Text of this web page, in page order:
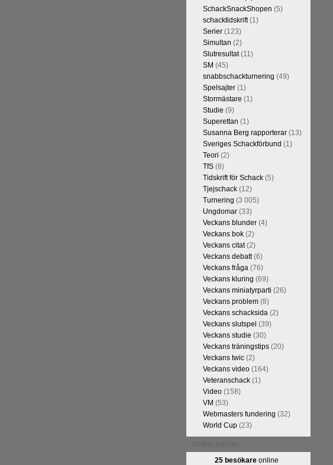
SchackSnackShopen (5)
schacktidskrift(1)
Serier(123)
Simultan (2)
Slutresultat(11)
SM (45)
snabbschackturnering (49)
Spelsajter(1)
Stormästare (1)
Studie (9)
Superettan (1)
Susanna Berg rapporterar(13)
Sveriges Schackförbund (1)
Teori (2)
TfS(8)
Tidskrift för Schack(5)
Tjejschack(12)
Turnering (3 005)
Ungdomar(33)
Veckans blunder(4)
Veckans bok(2)
Veckans citat(2)
Veckans debatt(6)
Veckans fråga(76)
Veckans kluring (69)
Veckans miniatyrparti (26)
Veckans problem(8)
Veckans schacksida(2)
Veckans slutspel (39)
Veckans studie (30)
Veckans träningstips(20)
Veckans twic(2)
Veckans video(164)
Veteranschack(1)
Video(158)
VM (53)
Webmasters fundering (32)
World Cup(23)
25 besökareonline